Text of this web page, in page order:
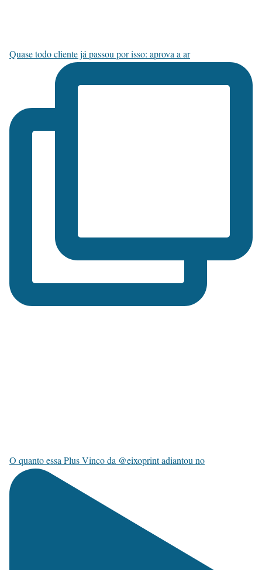
Quase todo cliente já passou por isso: aprova a ar
O quanto essa Plus Vinco da @eixoprint adiantou no